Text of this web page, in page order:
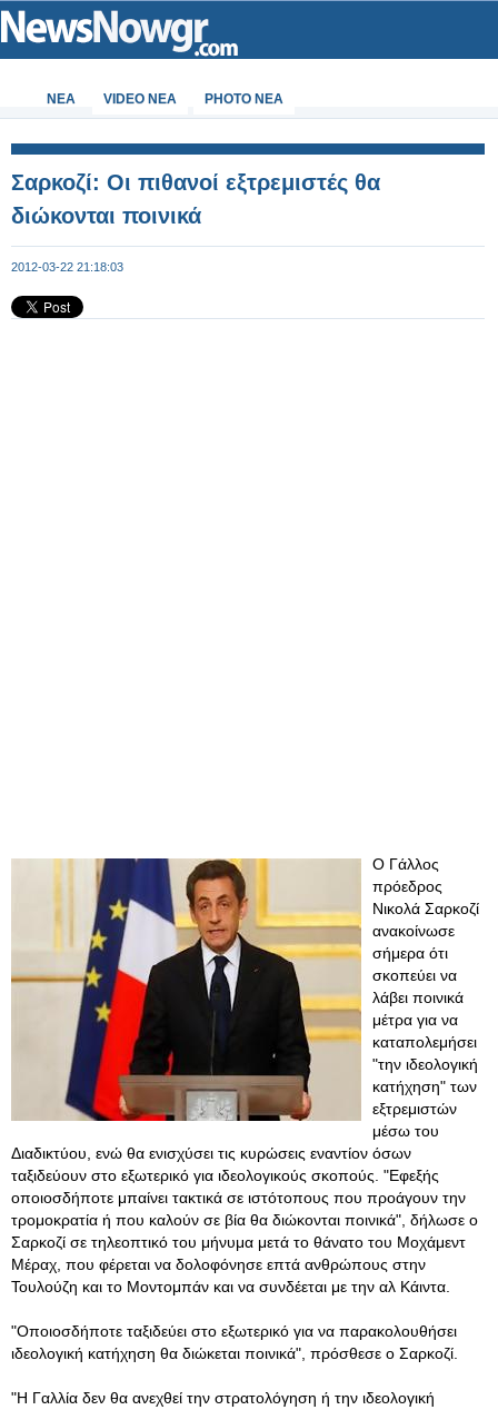
ΝΕΑ VIDEO NEA PHOTO NEA
Σαρκοζί: Οι πιθανοί εξτρεμιστές θα
διώκονται ποινικά
2012-03-22 21:18:03
Ο Γάλλος
πρόεδρος
Νικολά Σαρκοζί
ανακοίνωσε
σήμερα ότι
σκοπεύει να
λάβει ποινικά
μέτρα για να
καταπολεμήσει
"την ιδεολογική
κατήχηση" των
εξτρεμιστών
μέσω του
Διαδικτύου, ενώ θα ενισχύσει τις κυρώσεις εναντίον όσων
ταξιδεύουν στο εξωτερικό για ιδεολογικούς σκοπούς. "Εφεξής
οποιοσδήποτε μπαίνει τακτικά σε ιστότοπους που προάγουν την
τρομοκρατία ή που καλούν σε βία θα διώκονται ποινικά", δήλωσε ο
Σαρκοζί σε τηλεοπτικό του μήνυμα μετά το θάνατο του Μοχάμεντ
Μέραχ, που φέρεται να δολοφόνησε επτά ανθρώπους στην
Τουλούζη και το Μοντομπάν και να συνδέεται με την αλ Κάιντα.
"Οποιοσδήποτε ταξιδεύει στο εξωτερικό για να παρακολουθήσει
ιδεολογική κατήχηση θα διώκεται ποινικά", πρόσθεσε ο Σαρκοζί.
"Η Γαλλία δεν θα ανεχθεί την στρατολόγηση ή την ιδεολογική